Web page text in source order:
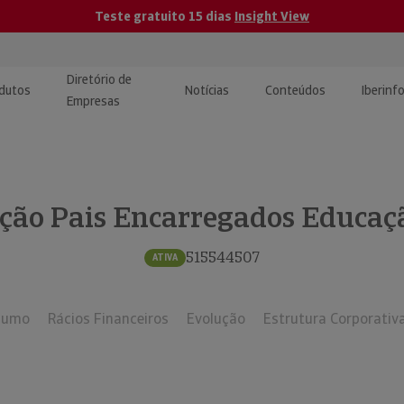
Teste gratuito 15 dias Insight View
e Monitorização de
Diretório de
Empresas
Notícias Conteúdos
| Estudos e
Pais Encarregados
ATIVA 515544507
Rácios Financeiros Evolução Estrutura Corporativa